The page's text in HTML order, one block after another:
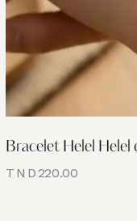
Bracelet Helel Helel
TND220.00